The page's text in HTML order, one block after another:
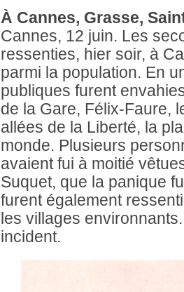
À Cannes, Grasse,
Cannes, 12 juin. Les
ressenties, hier soir, à
parmi la population. En
publiques furent
de la Gare, Félix-Faure,
allées de la Liberté, la
monde. Plusieurs
avaient fui à moitié
Suquet, que la panique
furent également
les villages
incident.